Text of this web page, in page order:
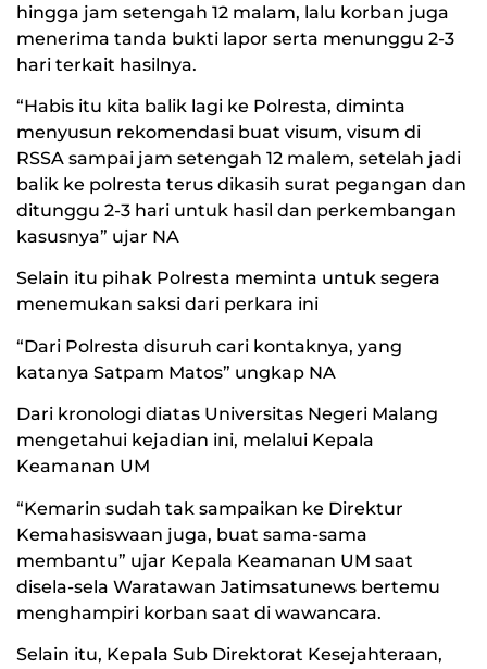
hingga jam setengah 12 malam, lalu korban juga
menerima tanda bukti lapor serta menunggu 2-3
hari terkait hasilnya.
“Habis itu kita balik lagi ke Polresta, diminta
menyusun rekomendasi buat visum, visum di
RSSA sampai jam setengah 12 malem, setelah jadi
balik ke polresta terus dikasih surat pegangan dan
ditunggu 2-3 hari untuk hasil dan perkembangan
kasusnya” ujar NA
Selain itu pihak Polresta meminta untuk segera
menemukan saksi dari perkara ini
“Dari Polresta disuruh cari kontaknya, yang
katanya Satpam Matos” ungkap NA
Dari kronologi diatas Universitas Negeri Malang
mengetahui kejadian ini, melalui Kepala
Keamanan UM
“Kemarin sudah tak sampaikan ke Direktur
Kemahasiswaan juga, buat sama-sama
membantu” ujar Kepala Keamanan UM saat
disela-sela Waratawan Jatimsatunews bertemu
menghampiri korban saat di wawancara.
Selain itu, Kepala Sub Direktorat Kesejahteraan,